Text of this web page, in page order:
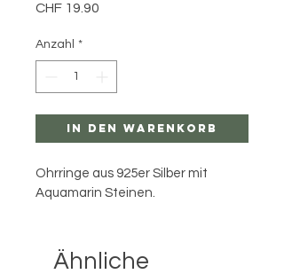
CHF 19.90
Anzahl *
In den Warenkorb
Ohrringe aus 925er Silber mit
Aquamarin Steinen.
Ähnliche